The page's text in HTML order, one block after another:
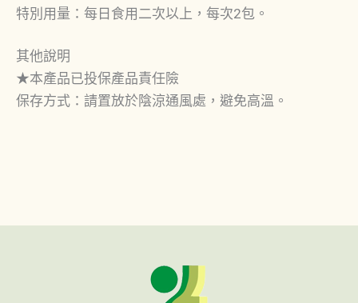
特別用量：每日食用二次以上，每次2包。
其他說明
★本產品已投保產品責任險
保存方式：請置放於陰涼通風處，避免高溫。